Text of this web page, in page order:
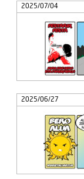
2025/07/04
2025/06/27